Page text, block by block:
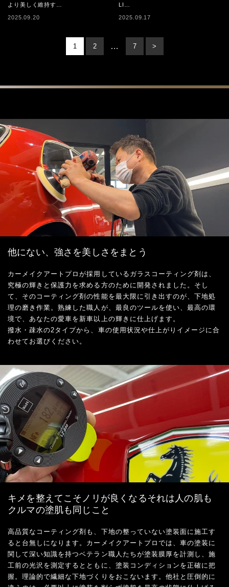
より美しく維持す…
2025.09.20
LI…
2025.09.17
1 2 … 7 >
他にない、強さを美しさをまとう
カーメイクアートプロが採用しているガラスコーティング剤は、
究極の輝きと保護力を求める方のために開発されました。そし
て、そのコーティング剤の性能を最大限に引き出すのが、下地処
理の磨き作業。熟練した職人が、最良のツールを使い、最高の環
境で、あなたの愛車を新車以上の輝きに仕上げます。
撥水・疎水の2タイプから、車の使用状況や仕上がりイメージに合
わせてお選びください。
キメを整えてこそノリが良くなるそれは人の肌も
クルマの塗肌も同じこと
高品質なコーティング剤も、下地の整っていない塗装面に施工す
ると台無しになります。カーメイクアートプロでは、車の塗装に
関して深い知識を持つベテラン職人たちが塗装膜厚を計測し、施
工前の光沢を測定するとともに、塗装コンディションを正確に把
握。理論的で繊細な下地づくりをおこないます。他社と圧倒的に